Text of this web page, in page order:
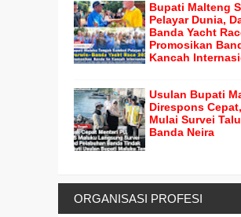
Bupati Malteng
Pelayar Dunia,
Banda Yacht
Promosikan
Kancah
Usulan Bupati
Direspons
Mulai Survei
Banda Neira
ORGANISASI PROFESI